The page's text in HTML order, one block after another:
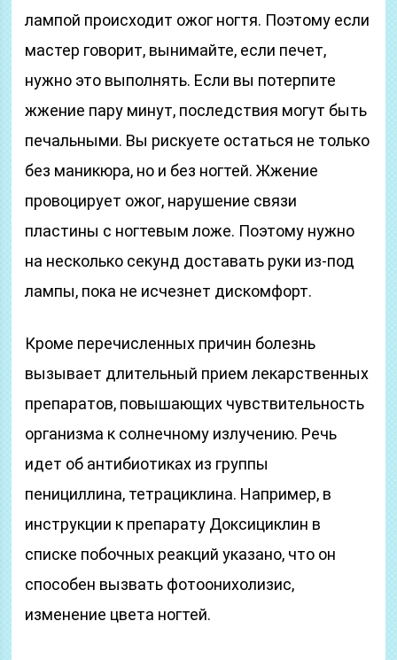
лампой происходит ожог ногтя. Поэтому если
мастер говорит, вынимайте, если печет,
нужно это выполнять. Если вы потерпите
жжение пару минут, последствия могут быть
печальными. Вы рискуете остаться не только
без маникюра, но и без ногтей. Жжение
провоцирует ожог, нарушение связи
пластины с ногтевым ложе. Поэтому нужно
на несколько секунд доставать руки из-под
лампы, пока не исчезнет дискомфорт.
Кроме перечисленных причин болезнь
вызывает длительный прием лекарственных
препаратов, повышающих чувствительность
организма к солнечному излучению. Речь
идет об антибиотиках из группы
пенициллина, тетрациклина. Например, в
инструкции к препарату Доксициклин в
списке побочных реакций указано, что он
способен вызвать фотоонихолизис,
изменение цвета ногтей.